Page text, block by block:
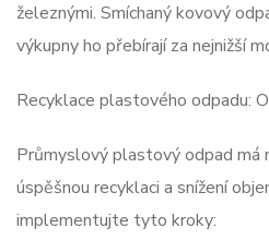
železnými. Smíchaný kovový
výkupny ho přebírají za nejnižší
Recyklace plastového odpadu:
Průmyslový plastový odpad má
úspěšnou recyklaci a snížení
implementujte tyto kroky: